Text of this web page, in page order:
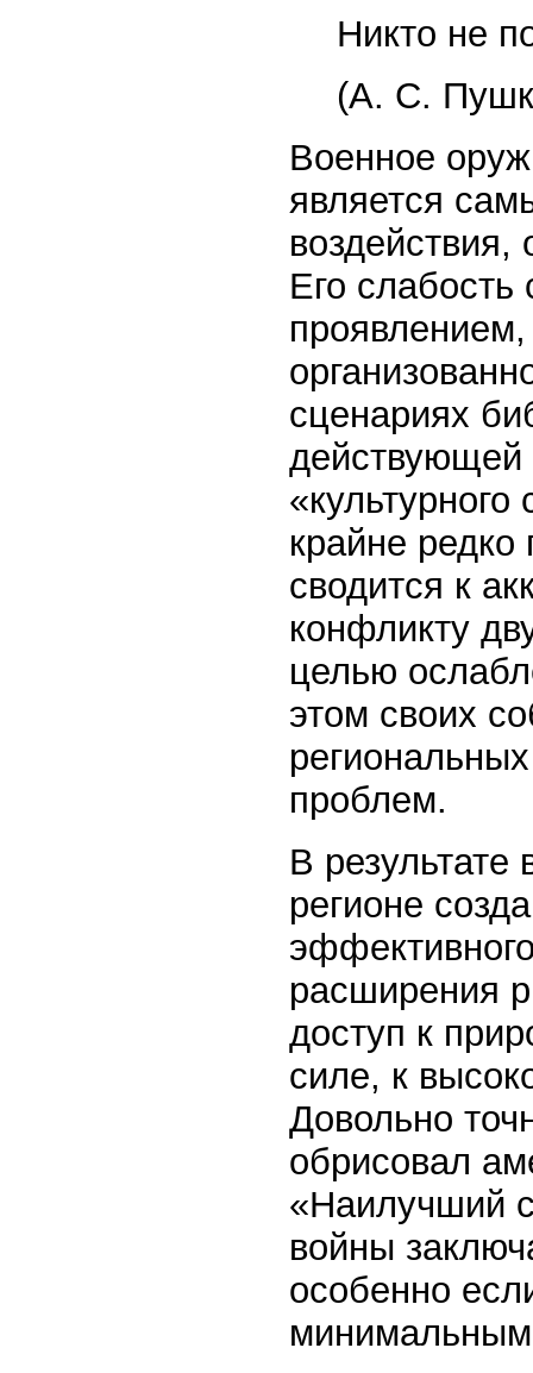
Никто не
(А. С.
Военное
является
Его слабость
сценариях
действующей
крайне
сводится к
конфликту
целью
этом своих
проблем.
В
регионе
расширения
доступ к
силе, к
Довольно
обрисовал
«Наилучший
войны
особенно
минимальным